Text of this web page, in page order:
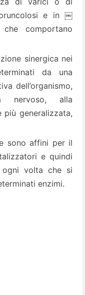
e in ￼
comportano
sinergica nei
da una
dell’organismo,
nervoso, alla
generalizzata,
sono affini per il
e quindi
ogni volta che si
enzimi.